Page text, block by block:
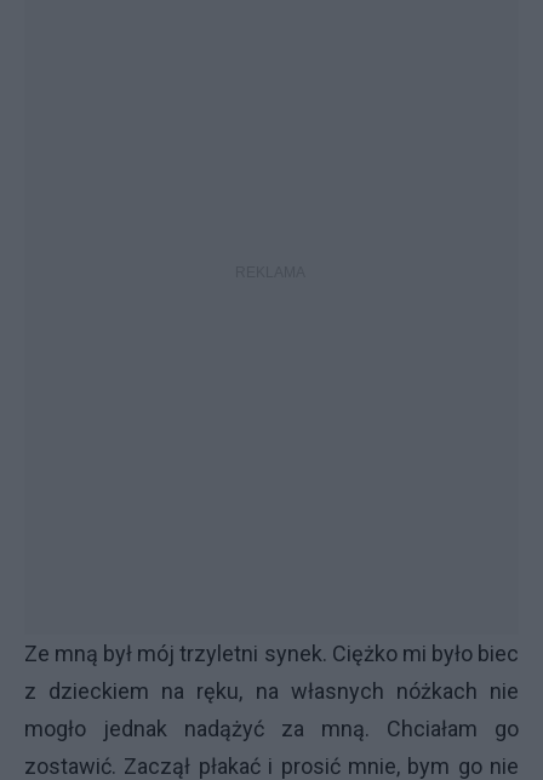
Ze mną był mój trzyletni synek. Ciężko mi było biec
z dzieckiem na ręku, na własnych nóżkach nie
mogło jednak nadążyć za mną. Chciałam go
zostawić. Zaczął płakać i prosić mnie, bym go nie